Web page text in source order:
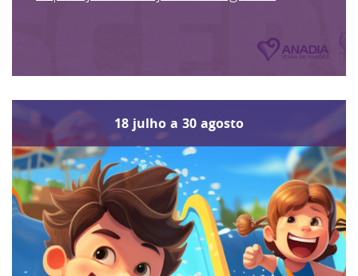
18 julho a 30 agosto